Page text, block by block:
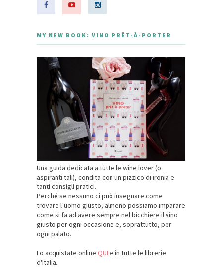
MY NEW BOOK: VINO PRÊT-À-PORTER
Una guida dedicata a tutte le wine lover (o
aspiranti tali), condita con un pizzico di ironia e
tanti consigli pratici.
Perché se nessuno ci può insegnare come
trovare l’uomo giusto, almeno possiamo imparare
come si fa ad avere sempre nel bicchiere il vino
giusto per ogni occasione e, soprattutto, per
ogni palato.
Lo acquistate online QUI e in tutte le librerie
d'Italia.